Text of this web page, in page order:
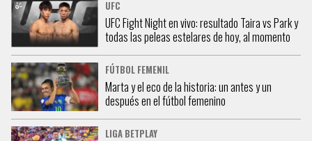
UFC
UFC Fight Night en vivo: resultado Taira vs Park y
todas las peleas estelares de hoy, al momento
FÚTBOL FEMENIL
Marta y el eco de la historia: un antes y un
después en el fútbol femenino
LIGA BETPLAY